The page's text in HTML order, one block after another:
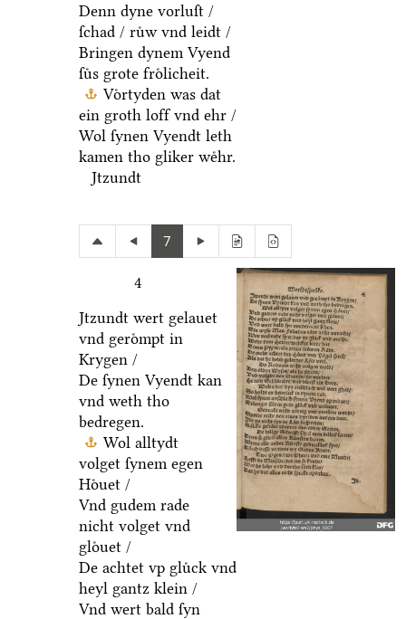
Denn dyne vorluſt /
ſchad / ruͤw vnd leidt /
Bringen dynem Vyend
ſuͤs grote froͤlicheit.
Voͤrtyden was dat
ein groth loff vnd ehr /
Wol ſynen Vyendt leth
kamen tho gliker weͤhr.
Jtzundt
7
4
Jtzundt wert gelauet
vnd geroͤmpt in
Krygen /
De ſynen Vyendt kan
vnd weth tho
bedregen.
Wol alltydt
volget ſynem egen
Hoͤuet /
Vnd gudem rade
nicht volget vnd
gloͤuet /
De achtet vp gluͤck vnd
heyl gantz klein /
Vnd wert bald ſyn